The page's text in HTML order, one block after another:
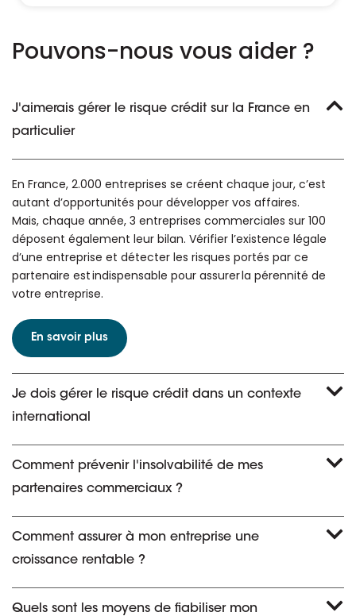
Pouvons-nous vous aider ?
J'aimerais gérer le risque crédit sur la France en
particulier
En France, 2.000 entreprises se créent chaque jour, c’est
autant d’opportunités pour développer vos affaires.
Mais, chaque année, 3 entreprises commerciales sur 100
déposent également leur bilan. Vérifier l’existence légale
d’une entreprise et détecter les risques portés par ce
partenaire est indispensable pour assurer la pérennité de
votre entreprise.
En savoir plus
Je dois gérer le risque crédit dans un contexte
international
Comment prévenir l'insolvabilité de mes
partenaires commerciaux ?
Comment assurer à mon entreprise une
croissance rentable ?
Quels sont les moyens de fiabiliser mon